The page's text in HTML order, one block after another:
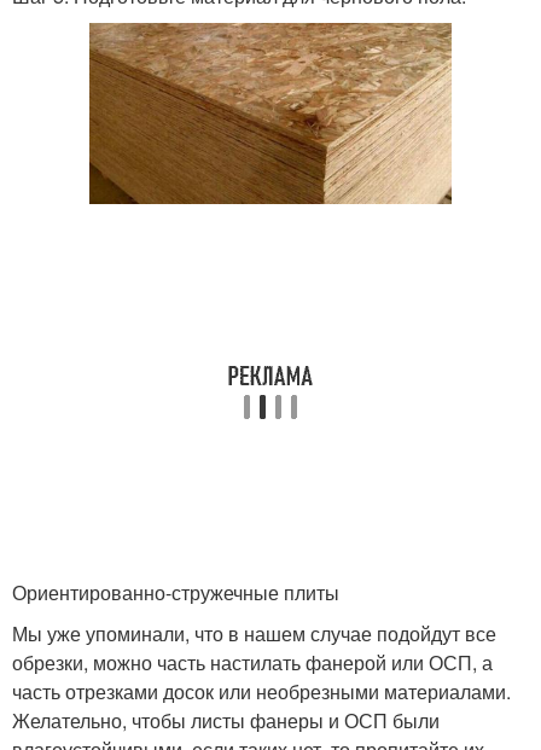
Ориентированно-стружечные плиты
Мы уже упоминали, что в нашем случае подойдут все
обрезки, можно часть настилать фанерой или ОСП, а
часть отрезками досок или необрезными материалами.
Желательно, чтобы листы фанеры и ОСП были